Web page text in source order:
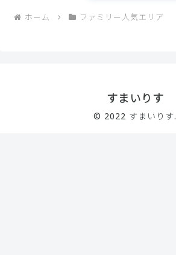
ホーム ファミリー人気エリア
すまいりす
© 2022 すまいりす.